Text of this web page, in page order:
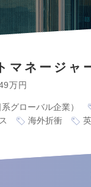
マネージャ
万円
グローバル企業）
海外折衝